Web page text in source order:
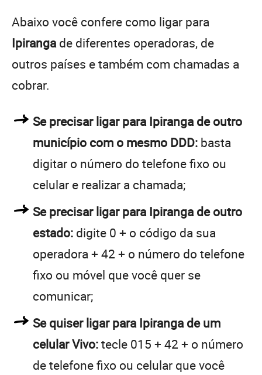
Abaixo você confere como ligar para
Ipiranga de diferentes operadoras, de
outros países e também com chamadas a
cobrar.
Se precisar ligar para Ipiranga de outro
município com o mesmo DDD: basta
digitar o número do telefone fixo ou
celular e realizar a chamada;
Se precisar ligar para Ipiranga de outro
estado: digite 0 + o código da sua
operadora + 42 + o número do telefone
fixo ou móvel que você quer se
comunicar;
Se quiser ligar para Ipiranga de um
celular Vivo:tecle 015 + 42 + o número
de telefone fixo ou celular que você